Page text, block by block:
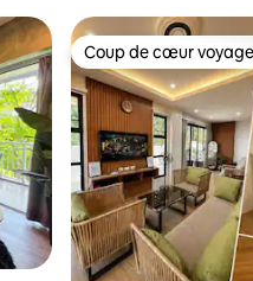
Coup de cœur
Coup de cœur